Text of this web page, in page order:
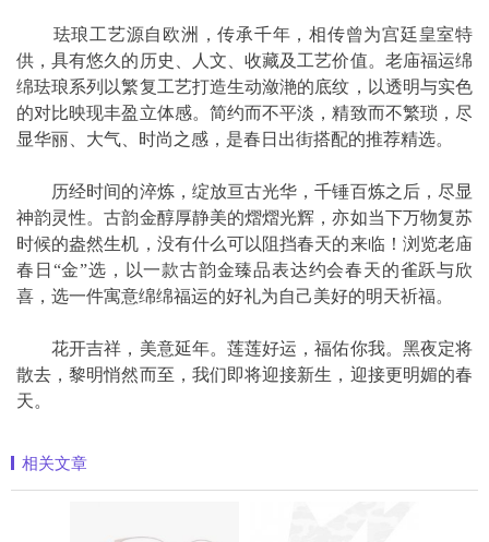
珐琅工艺源自欧洲，传承千年，相传曾为宫廷皇室特
供，具有悠久的历史、人文、收藏及工艺价值。老庙福运绵
绵珐琅系列以繁复工艺打造生动潋滟的底纹，以透明与实色
的对比映现丰盈立体感。简约而不平淡，精致而不繁琐，尽
显华丽、大气、时尚之感，是春日出街搭配的推荐精选。
历经时间的淬炼，绽放亘古光华，千锤百炼之后，尽显
神韵灵性。古韵金醇厚静美的熠熠光辉，亦如当下万物复苏
时候的盎然生机，没有什么可以阻挡春天的来临！浏览老庙
春日“金”选，以一款古韵金臻品表达约会春天的雀跃与欣
喜，选一件寓意绵绵福运的好礼为自己美好的明天祈福。
花开吉祥，美意延年。莲莲好运，福佑你我。黑夜定将
散去，黎明悄然而至，我们即将迎接新生，迎接更明媚的春
天。
相关文章